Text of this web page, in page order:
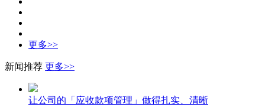
更多>>
新闻推荐 更多>>
让公司的「应收款项管理」做得扎实、清晰